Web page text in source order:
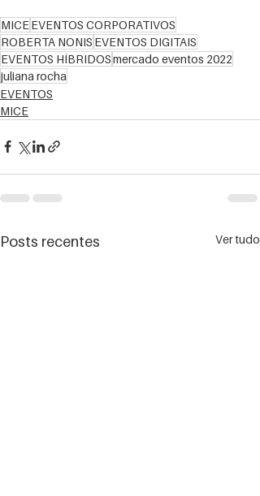
MICEEVENTOS CORPORATIVOS
ROBERTA NONIS EVENTOS DIGITAIS
EVENTOS HÍBRIDOSmercado eventos 2022
juliana rocha
EVENTOS
MICE
Posts recentes Ver tudo